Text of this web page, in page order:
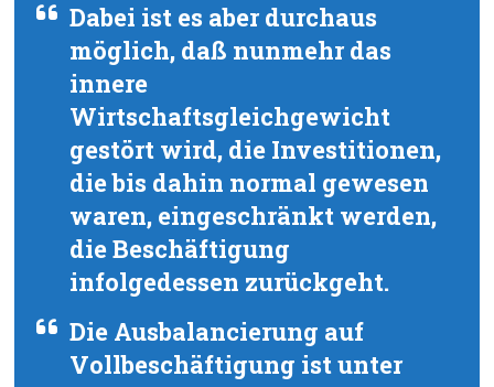
Dabei ist es aber durchaus
möglich, daß nunmehr das
innere
Wirtschaftsgleichgewicht
gestört wird, die Investitionen,
die bis dahin normal gewesen
waren, eingeschränkt werden,
die Beschäftigung
infolgedessen zurückgeht.
Die Ausbalancierung auf
Vollbeschäftigung ist unter